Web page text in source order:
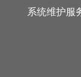
系统维护服